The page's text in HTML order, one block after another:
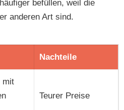
befüllen, weil die
anderen Art sind.
Nachteile
mit
Teurer Preise